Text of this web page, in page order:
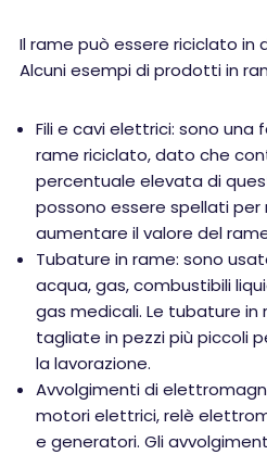
Il rame può essere riciclato in
Alcuni esempi di prodotti in
Fili e cavi elettrici: sono
rame riciclato, dato che
percentuale elevata di
possono essere spellati per
aumentare il valore del
Tubature in rame: sono
acqua, gas, combustibili
gas medicali. Le tubature in
tagliate in pezzi più piccoli
la lavorazione.
Avvolgimenti di
motori elettrici, relè
e generatori. Gli